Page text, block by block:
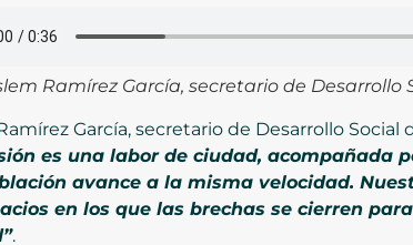
Ramírez García, secretario de Desarrollo
García, secretario de Desarrollo Social
es una labor de ciudad, acompañada
avance a la misma velocidad.
en los que las brechas se cierren
.